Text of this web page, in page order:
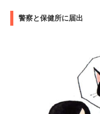
警察と保健所に届出
PECOアプ